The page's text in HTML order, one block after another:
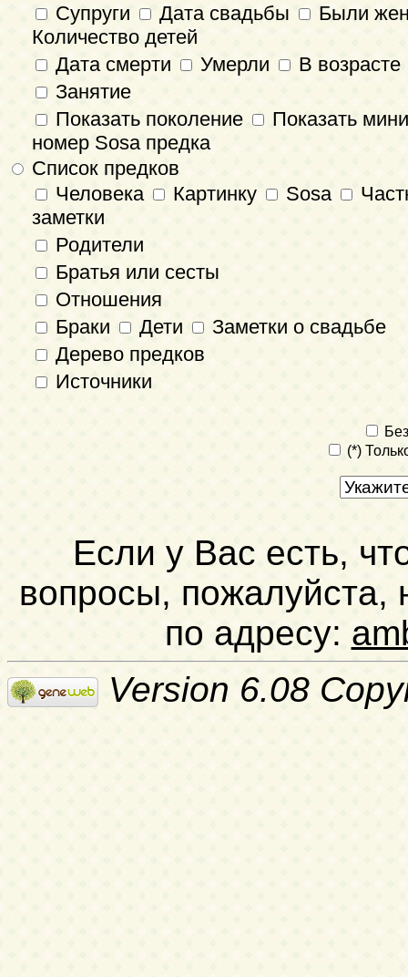
Супруги
Дата свадьбы
Были
Количество детей
Дата смерти
Умерли
В возрасте
Занятие
Показать поколение
Показать
номер Sosa предка
Список предков
Человека
Картинку Sosa
заметки
Родители
Братья или сесты
Отношения
Браки
Дети
Заметки о свадьбе
Дерево предков
Источники
(*)
Если у Вас есть,
вопросы, пожалуйста,
по адресу:
Version 6.08